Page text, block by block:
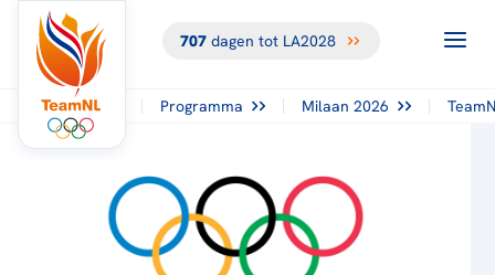
707dagen tot LA2028
Programma Milaan 2026